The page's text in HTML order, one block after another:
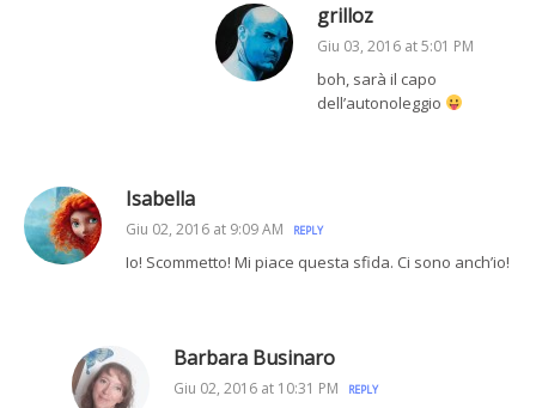
grilloz
Giu 03, 2016 at 5:01 PM
boh, sarà il capo
dell’autonoleggio
Isabella
Giu 02, 2016 at 9:09 AM REPLY
Io! Scommetto! Mi piace questa sfida. Ci sono anch’io!
Barbara Businaro
Giu 02, 2016 at 10:31 PM REPLY